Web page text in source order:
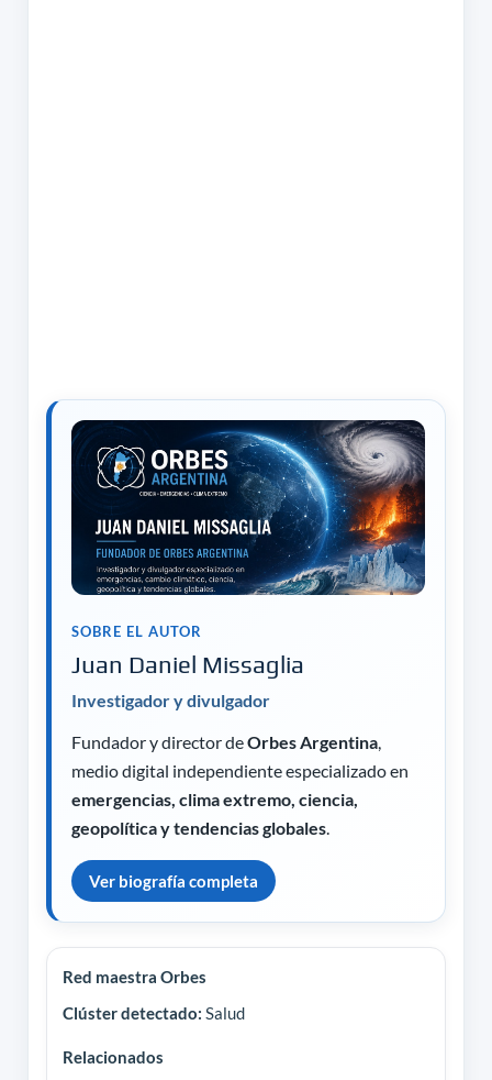
SOBRE EL AUTOR
Juan Daniel Missaglia
Investigador y divulgador
Fundador y director deOrbes Argentina,
medio digital independiente especializado en
emergencias, clima extremo, ciencia,
geopolítica y tendencias globales.
Ver biografía completa
Red maestra Orbes
Clúster detectado: Salud
Relacionados